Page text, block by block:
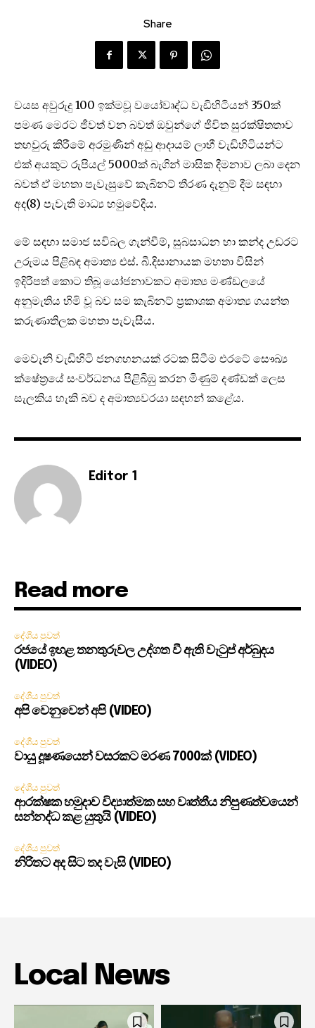
Share
වයස අවුරුදු 100 ඉක්මවූ වයෝවෘද්ධ වැඩිහිටියන් 350ක්
පමණ මෙරට ජීවත් වන බවත් ඔවුන්ගේ ජීවිත සුරක්ෂිතතාව
තහවුරු කිරීමේ අරමුණින් අඩු ආදායම් ලාභී වැඩිහිටියන්ට
එක් අයකුට රුපියල් 5000ක් බැගින් මාසික දීමනාව ලබා දෙන
බවත් ඒ මහතා පැවැසුවේ කැබිනට් තීරණ දැනුම් දීම සඳහා
අද(8) පැවැති මාධ්‍ය හමුවේදිය.
මේ සඳහා සමාජ සවිබල ගැන්වීම්, සුබසාධන හා කන්ද උඩරට
උරුමය පිළිබඳ අමාත්‍ය එස්. බී.දිසානායක මහතා විසින්
ඉදිරිපත් කොට තිබූ යෝජනාවකට අමාත්‍ය මණ්ඩලයේ
අනුමැතිය හිමි වූ බව සම කැබිනට් ප්‍රකාශක අමාත්‍ය ගයන්ත
කරුණාතිලක මහතා පැවැසීය.
මෙවැනි වැඩිහිටි ජනගහනයක් රටක සිටීම එරටේ සෞඛ්‍ය
ක්ෂේත්‍රයේ සංවර්ධනය පිළිබිඹු කරන මිණුම් දණ්ඩක් ලෙස
සැලකිය හැකි බව ද අමාත්‍යවරයා සඳහන් කළේය.
Editor 1
Read more
දේශීය පුවත්
රජයේ ඉහළ තනතුරුවල උද්ගත වී ඇති වැටුප් අර්බුදය
(VIDEO)
දේශීය පුවත්
අපි වෙනුවෙන් අපි (VIDEO)
දේශීය පුවත්
වායු දූෂණයෙන් වසරකට මරණ 7000ක් (VIDEO)
දේශීය පුවත්
ආරක්ෂක හමුදාව විද්‍යාත්මක සහ වෘත්තීය නිපුණත්වයෙන්
සන්නද්ධ කළ යුතුයි (VIDEO)
දේශීය පුවත්
නිරිතට අද සිට තද වැසි (VIDEO)
Local News